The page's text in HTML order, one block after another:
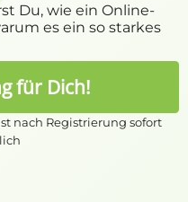
Du, wie ein Online-
es ein so starkes
für Dich!
nach Registrierung sofort